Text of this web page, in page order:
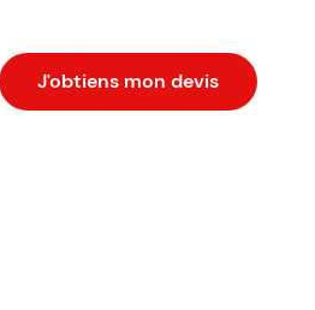
J'obtiens mon devis